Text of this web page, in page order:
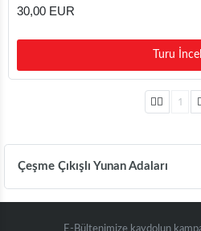
30,00 EUR
Turu
1
Çeşme Çıkışlı Yunan Adaları